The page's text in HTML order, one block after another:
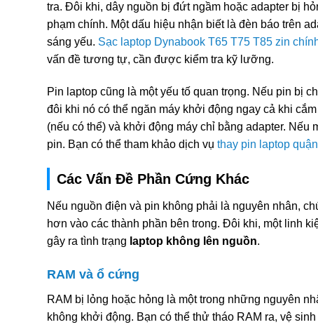
tra. Đôi khi, dây nguồn bị đứt ngầm hoặc adapter bị
phạm chính. Một dấu hiệu nhận biết là đèn báo trên
sáng yếu. Sạc laptop Dynabook T65 T75 T85 zin
vấn đề tương tự, cần được kiểm tra kỹ lưỡng.
Pin laptop cũng là một yếu tố quan trọng. Nếu pin bị
đôi khi nó có thể ngăn máy khởi động ngay cả khi
(nếu có thể) và khởi động máy chỉ bằng adapter. Nếu
pin. Bạn có thể tham khảo dịch vụ thay pin laptop
Các Vấn Đề Phần Cứng Khác
Nếu nguồn điện và pin không phải là nguyên nhân,
hơn vào các thành phần bên trong. Đôi khi, một linh
gây ra tình trạng laptop không lên nguồn.
RAM và ổ cứng
RAM bị lỏng hoặc hỏng là một trong những nguyên
không khởi động. Bạn có thể thử tháo RAM ra, vệ